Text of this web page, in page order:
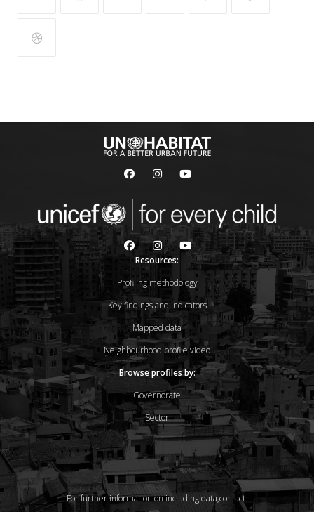
Resources:
Profiling methodology
Key findings and indicators
Mapped data
Neighbourhood profile video
Browse profiles by:
Governorate
Sector
For further information on including data,contact: